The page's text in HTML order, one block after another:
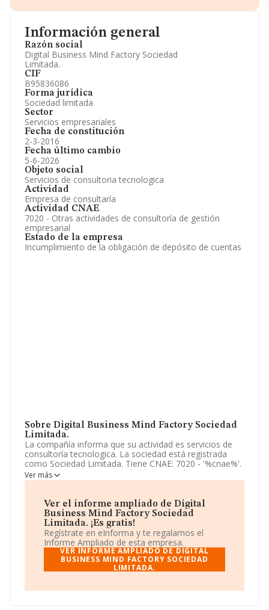
Información general
Razón social
Digital Business Mind Factory Sociedad
Limitada.
CIF
B95836086
Forma jurídica
Sociedad limitada
Sector
Servicios empresariales
Fecha de constitución
2-3-2016
Fecha último cambio
5-6-2026
Objeto social
Servicios de consultoria tecnologica
Actividad
Empresa de consultaría
Actividad CNAE
7020 - Otras actividades de consultoría de gestión
empresarial
Estado de la empresa
Incumplimiento de la obligación de depósito de cuentas
Sobre Digital Business Mind Factory Sociedad
Limitada.
La compañía informa que su actividad es servicios de
consultoría tecnologica. La sociedad está registrada
como Sociedad Limitada. Tiene CNAE: 7020 - '%cnae%'.
La empresa no tiene actividad en mercados exteriores.
permanecido igual y atendiendo a los datos disponibles
en INFORMA, el número de empleados de la compañía
ha estado por debajo de la media de sector.
Su email esjon.develasco@dbmfactory.com
web eswww.accesoriospara.es.
La sociedad españolaDigital Business Mind Factory
Avenida Ferrocarril núm. 2 Departamento 7, (48013), en
Ver más
Ver el informe ampliado de Digital
Business Mind Factory Sociedad
Limitada. ¡Es gratis!
Regístrate en eInforma y te regalamos el
Informe Ampliado de esta empresa.
VER INFORME AMPLIADO DE DIGITAL
BUSINESS MIND FACTORY SOCIEDAD
LIMITADA.
Accionistas.
Artículos de prensa publicados sobre la empresa.
Información oficial y registral complementaria.